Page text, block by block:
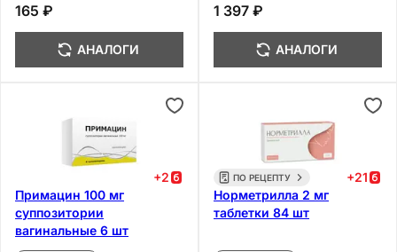
165 ₽
АНАЛОГИ
1 397 ₽
АНАЛОГИ
+2
Примацин 100 мг
суппозитории
вагинальные 6 шт
ПО РЕЦЕПТУ +21
Норметрилла 2 мг
таблетки 84 шт